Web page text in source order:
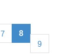
7
8
9